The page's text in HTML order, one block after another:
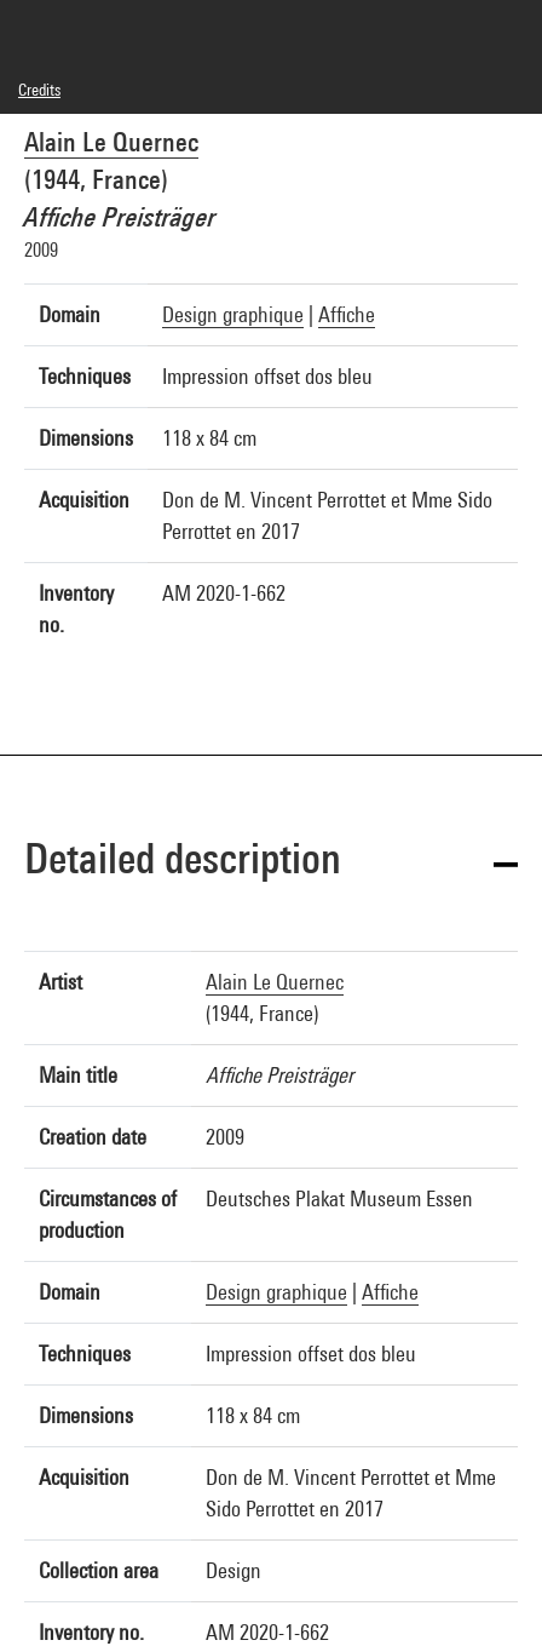
Alain Le Quernec
(1944, France)
Affiche Preisträger
2009
Domain Design graphique Affiche
Techniques Impression offset dos bleu
Dimensions 118 x 84 cm
Acquisition
Don de M. Vincent Perrottet et Mme Sido
Perrottet en 2017
Inventory
no.
AM 2020-1-662
Credits
© Alain Le Quernec
Photo credits : Centre Pompidou, MNAM-CCI/Hélène Mauri/Dist. GrandPalaisRmn
Image reference : 4N47560
Detailed description
Artist
Alain Le Quernec
(1944, France)
Main title Affiche Preisträger
Creation date 2009
Circumstances of
production
Deutsches Plakat Museum Essen
Domain Design graphique Affiche
Techniques Impression offset dos bleu
Dimensions 118 x 84 cm
Acquisition
Don de M. Vincent Perrottet et Mme
Sido Perrottet en 2017
Collection area Design
Inventory no. AM 2020-1-662